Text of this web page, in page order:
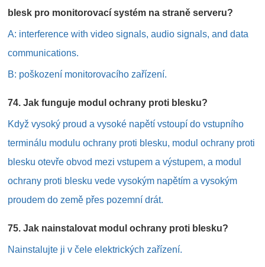
blesk pro monitorovací systém na straně serveru?
A: interference with video signals, audio signals, and data
communications.
B: poškození monitorovacího zařízení.
74. Jak funguje modul ochrany proti blesku?
Když vysoký proud a vysoké napětí vstoupí do vstupního
terminálu modulu ochrany proti blesku, modul ochrany proti
blesku otevře obvod mezi vstupem a výstupem, a modul
ochrany proti blesku vede vysokým napětím a vysokým
proudem do země přes pozemní drát.
75. Jak nainstalovat modul ochrany proti blesku?
Nainstalujte ji v čele elektrických zařízení.